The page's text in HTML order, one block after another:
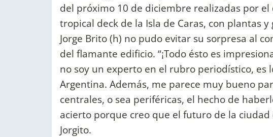
del próximo 10 de diciembre realizadas por
tropical deck de la Isla de Caras, con plantas
Jorge Brito (h) no pudo evitar su sorpresa al
del flamante edificio. “¡Todo ésto es
no soy un experto en el rubro periodístico, es
Argentina. Además, me parece muy bueno
centrales, o sea periféricas, el hecho de
acierto porque creo que el futuro de la ciudad
Jorgito.